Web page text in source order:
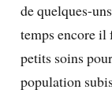
de quelques-
temps encore
petits soins
population